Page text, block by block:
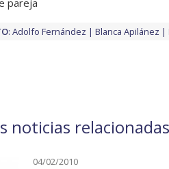
pareja
: Adolfo Fernández Blanca Apilánez
noticias
04/02/2010